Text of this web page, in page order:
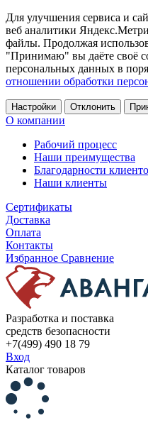
Для улучшения сервиса и
веб аналитики
файлы. Продолжая
"Принимаю" вы даёте своё
персональных данных в
отношении обработки
Настройки Отклонить
О компании
Рабочий процесс
Наши преимущества
Благодарности
Наши клиенты
Сертификаты
Доставка
Оплата
Контакты
Избранное Сравнение
Разработка и поставка
средств безопасности
+7(499) 490 18 79
Вход
Каталог товаров